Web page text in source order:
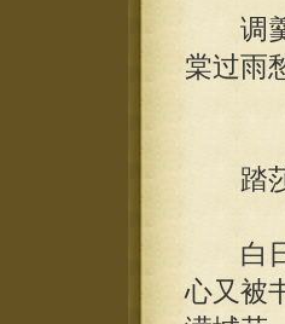
调羹
棠过雨
踏
白日
心又被